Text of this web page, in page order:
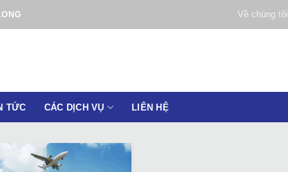
Về chúng tôi
TỨC CÁC DỊCH VỤ LIÊN HỆ